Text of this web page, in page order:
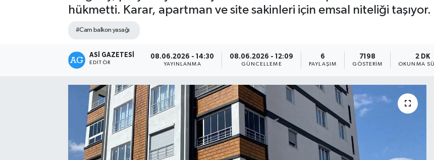
hükmetti. Karar, apartman ve site sakinleri için emsal niteliği taşıyor.
#Cam balkon yasağı
ASI GAZETESI
EDITÖR
08.06.2026 - 14:30
YAYINLANMA
08.06.2026 - 12:09
GÜNCELLEME
6
PAYLAŞIM
7198
GÖSTERIM
2 DK
OKUNMA